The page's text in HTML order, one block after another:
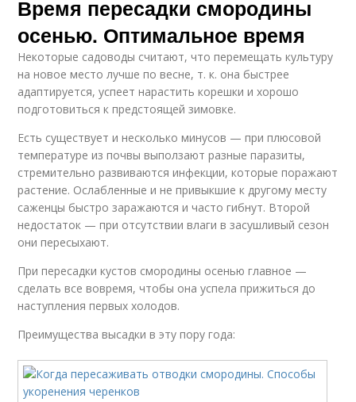
Время пересадки смородины
осенью. Оптимальное время
Некоторые садоводы считают, что перемещать культуру
на новое место лучше по весне, т. к. она быстрее
адаптируется, успеет нарастить корешки и хорошо
подготовиться к предстоящей зимовке.
Есть существует и несколько минусов — при плюсовой
температуре из почвы выползают разные паразиты,
стремительно развиваются инфекции, которые поражают
растение. Ослабленные и не привыкшие к другому месту
саженцы быстро заражаются и часто гибнут. Второй
недостаток — при отсутствии влаги в засушливый сезон
они пересыхают.
При пересадки кустов смородины осенью главное —
сделать все вовремя, чтобы она успела прижиться до
наступления первых холодов.
Преимущества высадки в эту пору года: